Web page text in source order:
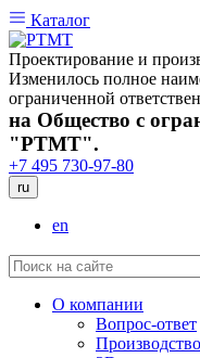
Каталог
Проектирование и
Изменилось полное
ограниченной
на Общество с
"РТМТ".
+7 495 730-97-80
ru
en
О компании
Вопрос-ответ
Производство